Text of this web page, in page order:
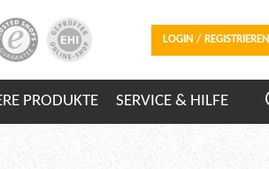
LOGIN / REGISTRIEREN
PRODUKTE SERVICE & HILFE